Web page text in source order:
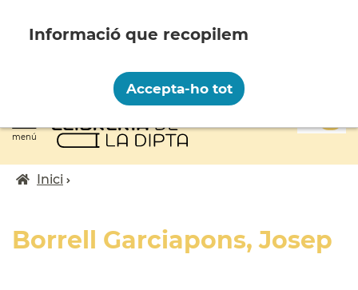
contingut
menú
Fil
Inici
Borrell Garciapons, Josep
personal amb les següents finalitats:
Funcionalitat, Analítica.
Més informació
Canviar preferències
Accepta-ho tot